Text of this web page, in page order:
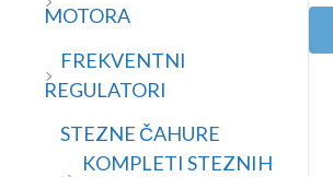
MOTORA
FREKVENTNI
REGULATORI
STEZNE ČAHURE
KOMPLETI STEZNIH